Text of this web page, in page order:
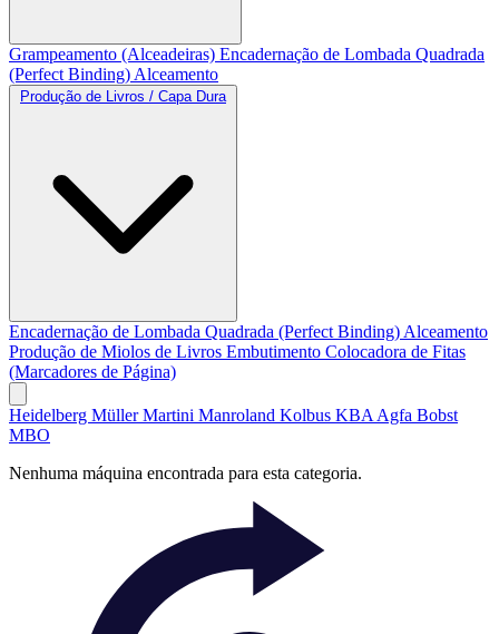
Grampeamento (Alceadeiras) Encadernação de Lombada Quadrada
(Perfect Binding) Alceamento
Produção de Livros / Capa Dura
Encadernação de Lombada Quadrada (Perfect Binding) Alceamento
Produção de Miolos de Livros Embutimento Colocadora de Fitas
(Marcadores de Página)
Heidelberg Müller Martini Manroland Kolbus KBA Agfa Bobst
MBO
Nenhuma máquina encontrada para esta categoria.